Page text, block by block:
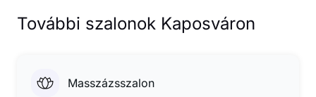
További szalonok Kaposváron
Masszázsszalon